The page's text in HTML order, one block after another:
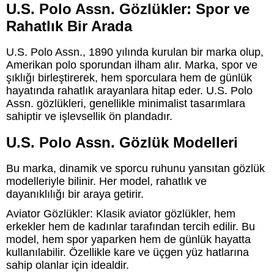
U.S. Polo Assn. Gözlükler: Spor ve
Rahatlık Bir Arada
U.S. Polo Assn., 1890 yılında kurulan bir marka olup,
Amerikan polo sporundan ilham alır. Marka, spor ve
şıklığı birleştirerek, hem sporculara hem de günlük
hayatında rahatlık arayanlara hitap eder. U.S. Polo
Assn. gözlükleri, genellikle minimalist tasarımlara
sahiptir ve işlevsellik ön plandadır.
U.S. Polo Assn. Gözlük Modelleri
Bu marka, dinamik ve sporcu ruhunu yansıtan gözlük
modelleriyle bilinir. Her model, rahatlık ve
dayanıklılığı bir araya getirir.
Aviator Gözlükler: Klasik aviator gözlükler, hem
erkekler hem de kadınlar tarafından tercih edilir. Bu
model, hem spor yaparken hem de günlük hayatta
kullanılabilir. Özellikle kare ve üçgen yüz hatlarına
sahip olanlar için idealdir.